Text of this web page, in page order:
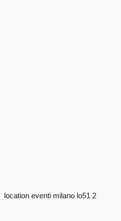
location eventi milano lo51 2